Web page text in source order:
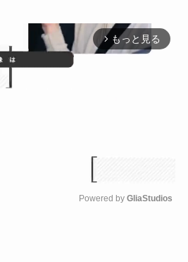
arrow_forward_ios もっと見る
Powered by GliaStudios